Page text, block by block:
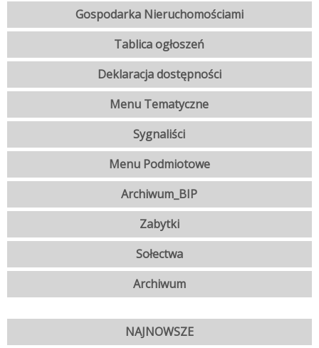
Gospodarka Nieruchomościami
Tablica ogłoszeń
Deklaracja dostępności
Menu Tematyczne
Sygnaliści
Menu Podmiotowe
Archiwum_BIP
Zabytki
Sołectwa
Archiwum
NAJNOWSZE